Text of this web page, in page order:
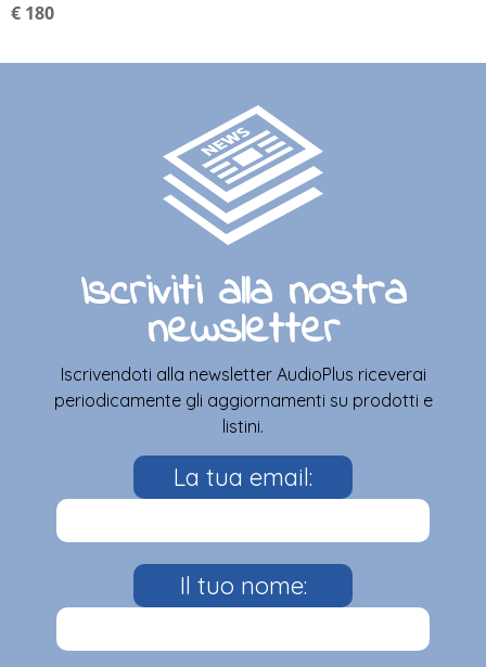
€ 180
Iscriviti alla nostra
newsletter
Iscrivendoti alla newsletter AudioPlus riceverai
periodicamente gli aggiornamenti su prodotti e
listini.
La tua email:
Il tuo nome: